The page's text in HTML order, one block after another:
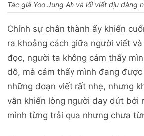
Tác giả Yoo Jung Ah và lối viết dịu dàng
Chính sự chân thành ấy khiến
ra khoảng cách giữa người viết
đọc, người ta không cảm thấy
dỗ, mà cảm thấy mình đang
những đoạn viết rất nhẹ, nhưng
vẫn khiến lòng người day dứt bởi
mình từng trải qua nhưng chưa